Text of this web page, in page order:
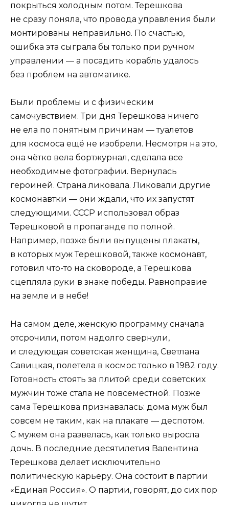
покрыться холодным потом. Терешкова
не сразу поняла, что провода управления были
монтированы неправильно. По счастью,
ошибка эта сыграла бы только при ручном
управлении — а посадить корабль удалось
без проблем на автоматике.
Были проблемы и с физическим
самочувствием. Три дня Терешкова ничего
не ела по понятным причинам — туалетов
для космоса ещё не изобрели. Несмотря на это,
она чётко вела бортжурнал, сделала все
необходимые фотографии. Вернулась
героиней. Страна ликовала. Ликовали другие
космонавтки — они ждали, что их запустят
следующими. СССР использовал образ
Терешковой в пропаганде по полной.
Например, позже были выпущены плакаты,
в которых муж Терешковой, также космонавт,
готовил что-то на сковороде, а Терешкова
сцепляла руки в знаке победы. Равноправие
на земле и в небе!
На самом деле, женскую программу сначала
отсрочили, потом надолго свернули,
и следующая советская женщина, Светлана
Савицкая, полетела в космос только в 1982 году.
Готовность стоять за плитой среди советских
мужчин тоже стала не повсеместной. Позже
сама Терешкова признавалась: дома муж был
совсем не таким, как на плакате — деспотом.
С мужем она развелась, как только выросла
дочь. В последние десятилетия Валентина
Терешкова делает исключительно
политическую карьеру. Она состоит в партии
«Единая Россия». О партии, говорят, до сих пор